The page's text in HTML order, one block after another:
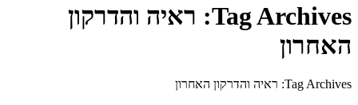
Tag Archives: ראיה והדרקון
האחרון
Tag Archives: ראיה והדרקון האחרון